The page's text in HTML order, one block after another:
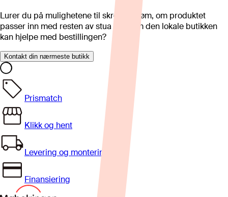
Lurer du på mulighetene til skreddersøm, om produktet
passer inn med resten av stua eller om den lokale butikken
kan hjelpe med bestillingen?
Kontakt din nærmeste butikk
Prismatch
Klikk og hent
Levering og montering
Finansiering